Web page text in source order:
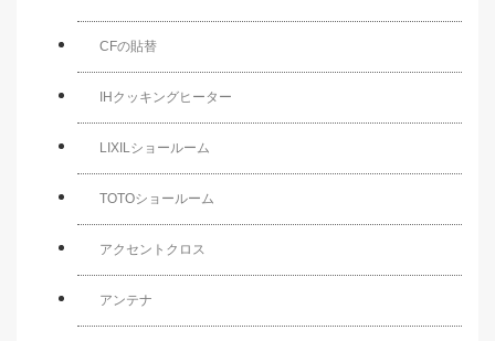
CFの貼替
IHクッキングヒーター
LIXILショールーム
TOTOショールーム
アクセントクロス
アンテナ